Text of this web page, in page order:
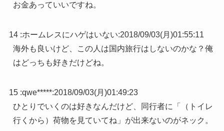
お金あっていいですね。
14 :ホームレスにハゲはいない:2018/09/03(月)01:55:11
海外も良いけど、この人は国内旅行はしないのかな？俺
はどっちも好きだけどね。
15 :qwe*****:2018/09/03(月)01:49:23
ひとりでいくのは好きなんだけど、同行者に「（トイレ
行くから）荷物を見ていてね」が出来ないのがネック。